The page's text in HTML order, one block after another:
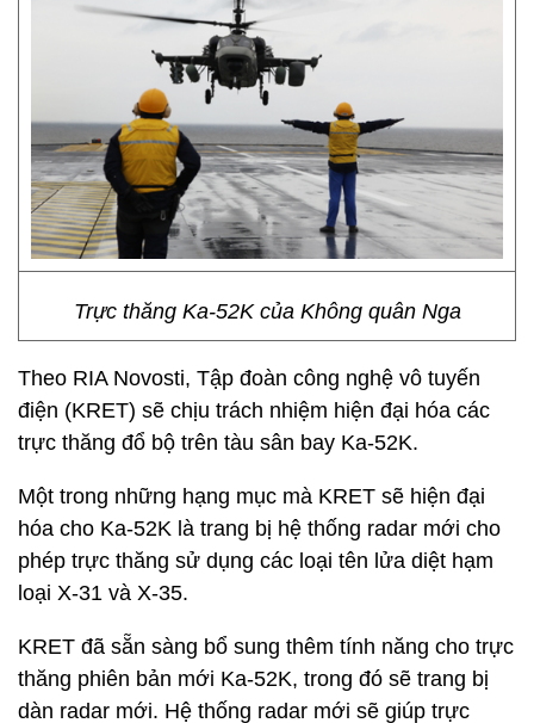
Trực thăng Ka-52K của Không quân Nga
Theo RIA Novosti, Tập đoàn công nghệ vô tuyến
điện (KRET) sẽ chịu trách nhiệm hiện đại hóa các
trực thăng đổ bộ trên tàu sân bay Ka-52K.
Một trong những hạng mục mà KRET sẽ hiện đại
hóa cho Ka-52K là trang bị hệ thống radar mới cho
phép trực thăng sử dụng các loại tên lửa diệt hạm
loại X-31 và X-35.
KRET đã sẵn sàng bổ sung thêm tính năng cho trực
thăng phiên bản mới Ka-52K, trong đó sẽ trang bị
dàn radar mới. Hệ thống radar mới sẽ giúp trực